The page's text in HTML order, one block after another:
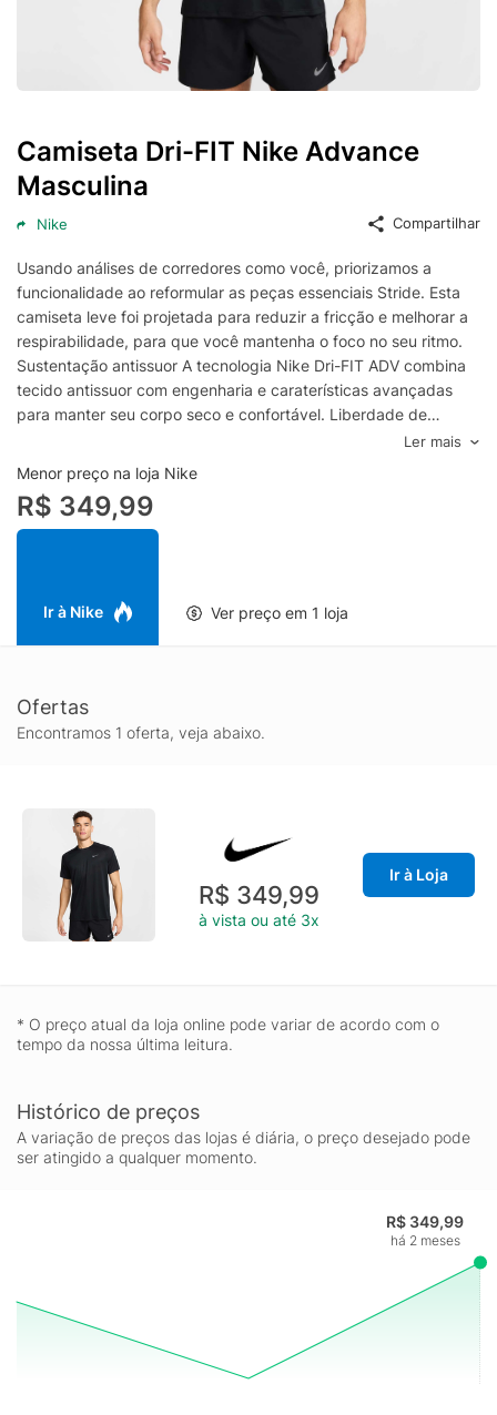
Camiseta Dri-FIT Nike Advance
Masculina
Nike Compartilhar
Usando análises de corredores como você, priorizamos a
funcionalidade ao reformular as peças essenciais Stride. Esta
camiseta leve foi projetada para reduzir a fricção e melhorar a
respirabilidade, para que você mantenha o foco no seu ritmo.
Sustentação antissuor A tecnologia Nike Dri-FIT ADV combina
tecido antissuor com engenharia e caraterísticas avançadas
para manter seu corpo seco e confortável. Liberdade de
movimento As mangas raglã reduzem a fricção nas axilas e
permitem maior amplitude de movimentos. O comprimento
estendido da camiseta protege durante sua corrida. Detalhes
do produto Produto importado Não deve ser usada como
equipamento de proteção individual (EPI) Estampas reflexivas
Ler mais
Menor preço na loja Nike
R$ 349,99
Ir à Nike Ver preço em 1 loja
Ofertas
Encontramos 1 oferta, veja abaixo.
R$ 349,99
à vista ou até 3x
Ir à Loja
* O preço atual da loja online pode variar de acordo com o
tempo da nossa última leitura.
Histórico de preços
A variação de preços das lojas é diária, o preço desejado pode
ser atingido a qualquer momento.
R$ 349,99
há 2 meses